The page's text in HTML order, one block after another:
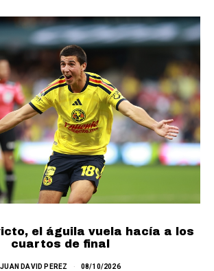
el águila vuela hacía a los
cuartos de final
JUAN DAVID PEREZ 08/10/2026